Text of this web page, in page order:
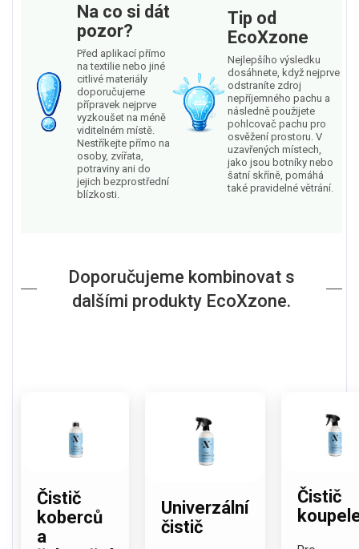
Na co si dát
pozor?
Před aplikací přímo
na textilie nebo jiné
citlivé materiály
doporučujeme
přípravek nejprve
vyzkoušet na méně
viditelném místě.
Nestříkejte přímo na
osoby, zvířata,
potraviny ani do
jejich bezprostřední
blízkosti.
Tip od
EcoXzone
Nejlepšího výsledku
dosáhnete, když nejprve
odstraníte zdroj
nepříjemného pachu a
následně použijete
pohlcovač pachu pro
osvěžení prostoru. V
uzavřených místech,
jako jsou botníky nebo
šatní skříně, pomáhá
také pravidelné větrání.
Doporučujeme kombinovat s
dalšími produkty EcoXzone.
Čistič
koberců
a
Univerzální
čistič
Čistič